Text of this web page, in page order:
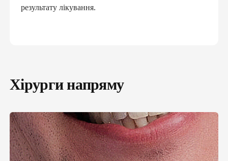
результату лікування.
Хірурги напряму
ПІДПИШИ ДЕКЛАРАЦІЮ З
СІМЕЙНИМ ЛІКАРЕМ ТА ОТРИМАЙ
БЕЗОПЛАТНО: